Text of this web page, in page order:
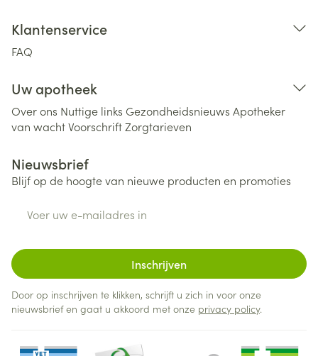
Klantenservice
FAQ
Uw apotheek
Over ons Nuttige links Gezondheidsnieuws Apotheker
van wachtVoorschriftZorgtarieven
Nieuwsbrief
Blijf op de hoogte van nieuwe producten en promoties
Inschrijven
Door op inschrijven te klikken, schrijft u zich in voor onze
nieuwsbrief en gaat u akkoord met onze privacy policy.